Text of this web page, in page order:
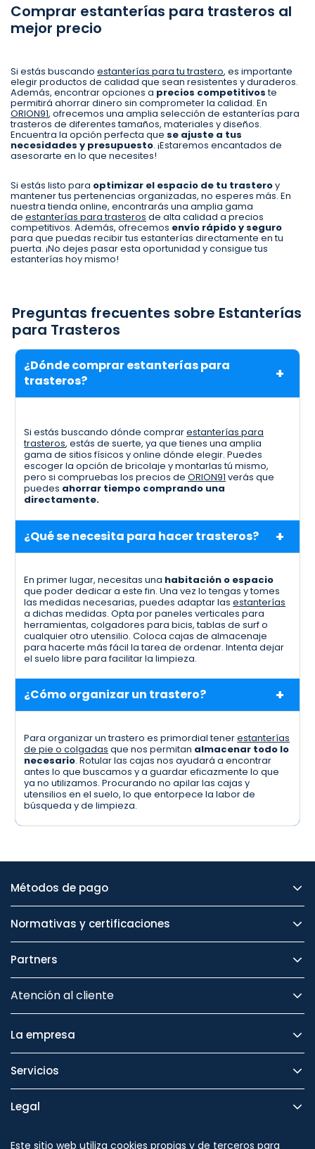
Comprar estanterías para trasteros al
mejor precio
Si estás buscando estanterías para tu trastero, es importante
elegir productos de calidad que sean resistentes y duraderos.
Además, encontrar opciones a precios competitivoste
permitirá ahorrar dinero sin comprometer la calidad. En
ORION91, ofrecemos una amplia selección de estanterías para
trasteros de diferentes tamaños, materiales y diseños.
Encuentra la opción perfecta que se ajuste a tus
necesidades y presupuesto. ¡Estaremos encantados de
asesorarte en lo que necesites!
Si estás listo para optimizar el espacio de tu trasteroy
mantener tus pertenencias organizadas, no esperes más. En
nuestra tienda online, encontrarás una amplia gama
de estanterías para trasteros de alta calidad a precios
competitivos. Además, ofrecemos envío rápido y seguro
para que puedas recibir tus estanterías directamente en tu
puerta. ¡No dejes pasar esta oportunidad y consigue tus
estanterías hoy mismo!
Preguntas frecuentes sobre Estanterías
para Trasteros
¿Dónde comprar estanterías para
trasteros?
Si estás buscando dónde comprarestanterías para
trasteros, estás de suerte, ya que tienes una amplia
gama de sitios físicos y online dónde elegir. Puedes
escoger la opción de bricolaje y montarlas tú mismo,
pero si compruebas los precios deORION91 verás que
puedes ahorrar tiempo comprando una
directamente.
¿Qué se necesita para hacer trasteros?
En primer lugar, necesitas una habitación o espacio
que poder dedicar a este fin. Una vez lo tengas y tomes
las medidas necesarias, puedes adaptar lasestanterías
a dichas medidas. Opta por paneles verticales para
herramientas, colgadores para bicis, tablas de surf o
cualquier otro utensilio. Coloca cajas de almacenaje
para hacerte más fácil la tarea de ordenar. Intenta dejar
el suelo libre para facilitar la limpieza.
¿Cómo organizar un trastero?
Para organizar un trastero es primordial tenerestanterías
de pie o colgadas que nos permitan almacenar todo lo
necesario. Rotular las cajas nos ayudará a encontrar
antes lo que buscamos y a guardar eficazmente lo que
ya no utilizamos. Procurando no apilar las cajas y
utensilios en el suelo, lo que entorpece la labor de
búsqueda y de limpieza.
Métodos de pago
Normativas y certificaciones
Partners
Atención al cliente
La empresa
Servicios
Legal
Seguridad
Este sitio web utiliza cookies propias y de terceros para